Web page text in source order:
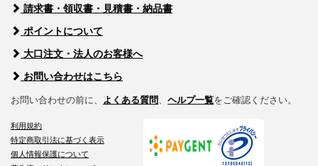
請求書・領収書・見積書・納品書
ポイントについて
大口注文・法人のお客様へ
お問い合わせはこちら
お問い合わせの前に、 よくある質問 ヘルプ一覧をご確認ください。
利用規約
特定商取引法に基づく表示
個人情報保護について